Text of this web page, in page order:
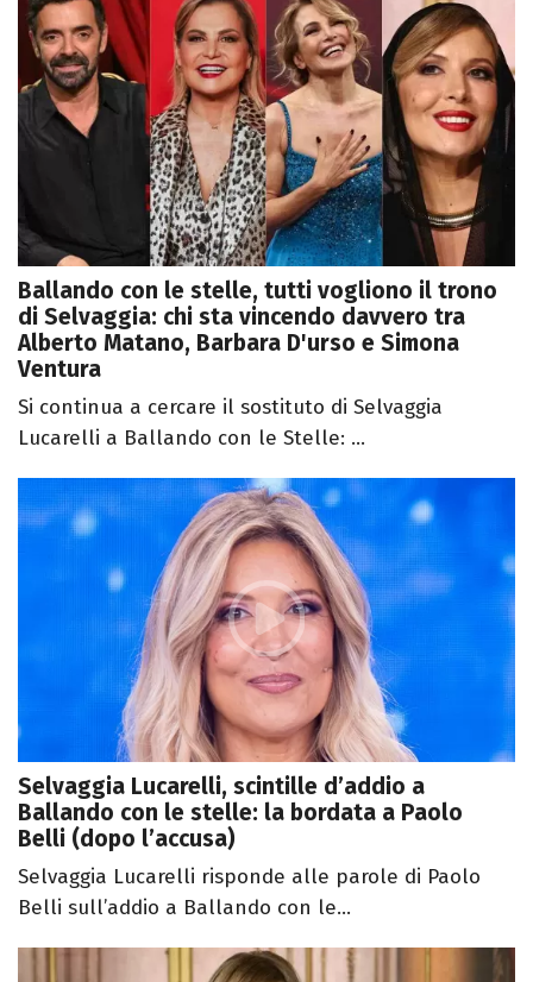
Ballando con le stelle, tutti vogliono il trono
di Selvaggia: chi sta vincendo davvero tra
Alberto Matano, Barbara D'urso e Simona
Ventura
Si continua a cercare il sostituto di Selvaggia
Lucarelli a Ballando con le Stelle: ...
Selvaggia Lucarelli, scintille d’addio a
Ballando con le stelle: la bordata a Paolo
Belli (dopo l’accusa)
Selvaggia Lucarelli risponde alle parole di Paolo
Belli sull’addio a Ballando con le...